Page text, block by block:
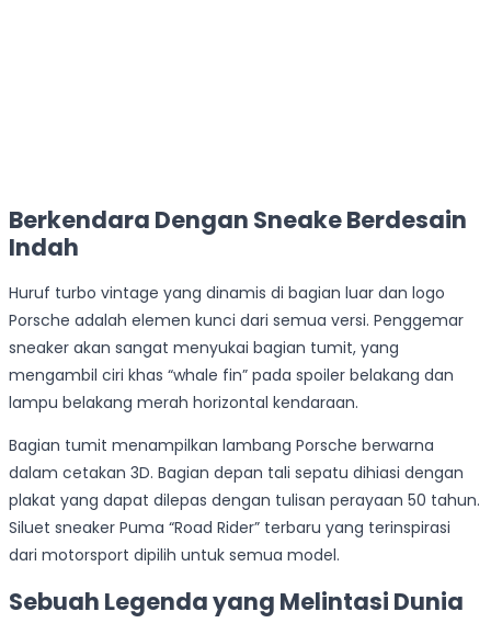
Berkendara Dengan Sneake Berdesain
Indah
Huruf turbo vintage yang dinamis di bagian luar dan logo
Porsche adalah elemen kunci dari semua versi. Penggemar
sneaker akan sangat menyukai bagian tumit, yang
mengambil ciri khas “whale fin” pada spoiler belakang dan
lampu belakang merah horizontal kendaraan.
Bagian tumit menampilkan lambang Porsche berwarna
dalam cetakan 3D. Bagian depan tali sepatu dihiasi dengan
plakat yang dapat dilepas dengan tulisan perayaan 50 tahun.
Siluet sneaker Puma “Road Rider” terbaru yang terinspirasi
dari motorsport dipilih untuk semua model.
Sebuah Legenda yang Melintasi Dunia